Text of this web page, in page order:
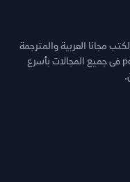
مجانا العربية والمترجمة
والروايات والقصص وغيرها من كتب مجانية pdf فى جميع المجالات بأسرع